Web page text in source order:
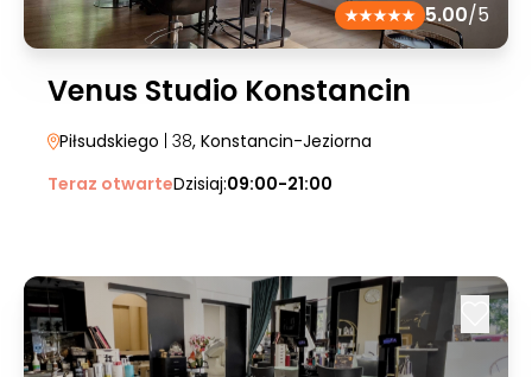
5.00/5
Venus Studio Konstancin
Piłsudskiego | 38, Konstancin-Jeziorna
Teraz otwarteDzisiaj:09:00-21:00